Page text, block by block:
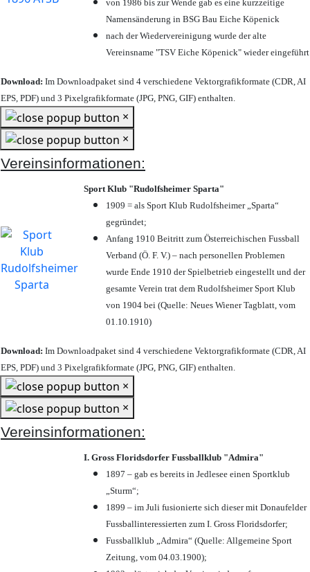
von 1986 bis zur Wende gab es eine kurzzeitige
Namensänderung in BSG Bau Eiche Köpenick
nach der Wiedervereinigung wurde der alte
Vereinsname "TSV Eiche Köpenick" wieder eingeführt
Download: Im Downloadpaket sind 4 verschiedene Vektorgrafikformate (CDR, AI
EPS, PDF) und 3 Pixelgrafikformate (JPG, PNG, GIF) enthalten.
×
×
Vereinsinformationen:
Sport Klub "Rudolfsheimer Sparta"
1909 = als Sport Klub Rudolfsheimer „Sparta“
gegründet;
Anfang 1910 Beitritt zum Österreichischen Fussball
Verband (Ö. F. V.) – nach personellen Problemen
wurde Ende 1910 der Spielbetrieb eingestellt und der
gesamte Verein trat dem Rudolfsheimer Sport Klub
von 1904 bei (Quelle: Neues Wiener Tagblatt, vom
01.10.1910)
Download: Im Downloadpaket sind 4 verschiedene Vektorgrafikformate (CDR, AI
EPS, PDF) und 3 Pixelgrafikformate (JPG, PNG, GIF) enthalten.
×
×
Vereinsinformationen:
I. Gross Floridsdorfer Fussballklub "Admira"
1897 – gab es bereits in Jedlesee einen Sportklub
„Sturm“;
1899 – im Juli fusionierte sich dieser mit Donaufelder
Fussballinteressierten zum I. Gross Floridsdorfer;
Fussballklub „Admira“ (Quelle: Allgemeine Sport
Zeitung, vom 04.03.1900);